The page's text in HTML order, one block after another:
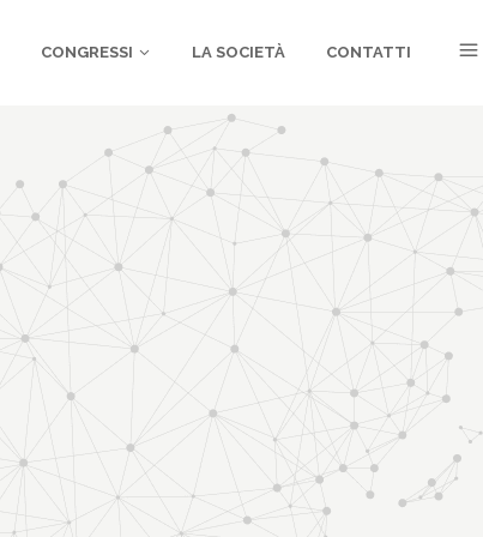
CONGRESSI LA SOCIETÀ CONTATTI